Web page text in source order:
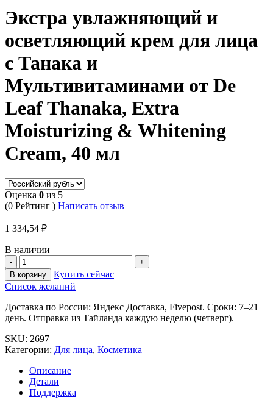
Экстра увлажняющий и
осветляющий крем для лица
с Танака и
Мультивитаминами от De
Leaf Thanaka, Extra
Moisturizing & Whitening
Cream, 40 мл
Оценка 0 из 5
(0 Рейтинг ) Написать отзыв
1 334,54 ₽
В наличии
В корзину
Купить сейчас
Список желаний
Доставка по России: Яндекс Доставка, Fivepost. Сроки: 7–21
день. Отправка из Тайланда каждую неделю (четверг).
SKU: 2697
Категории: Для лица, Косметика
Описание
Детали
Поддержка